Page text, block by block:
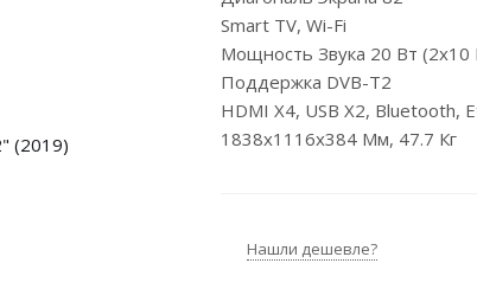
Smart TV, Wi-Fi
Мощность Звука 20 Вт (2х10
Поддержка DVB-T2
HDMI X4, USB X2, Bluetooth,
1838x1116x384 Мм, 47.7 Кг
Нашли дешевле?